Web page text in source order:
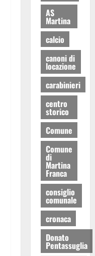
AS
Martina
calcio
canoni di
locazione
carabinieri
centro
storico
Comune
Comune
di
Martina
Franca
consiglio
comunale
cronaca
Donato
Pentassuglia